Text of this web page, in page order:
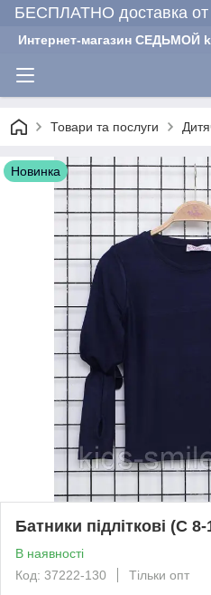
БЕСПЛАТНО доставка от
Интернет-магазин СЕДЬМОЙ
Товари та послуги
Новинка
Батники підліткові (С 8-
В наявності
Код: 37222-130
Тільки опт